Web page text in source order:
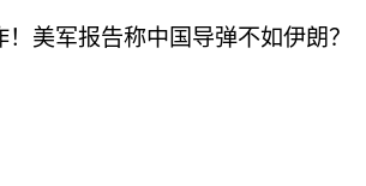
美军报告称中国导弹不如伊朗？